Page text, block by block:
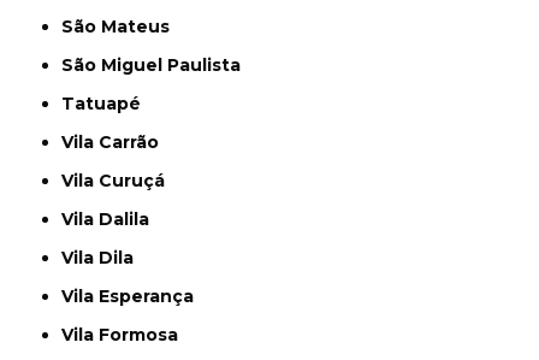
São Mateus
São Miguel Paulista
Tatuapé
Vila Carrão
Vila Curuçá
Vila Dalila
Vila Dila
Vila Esperança
Vila Formosa